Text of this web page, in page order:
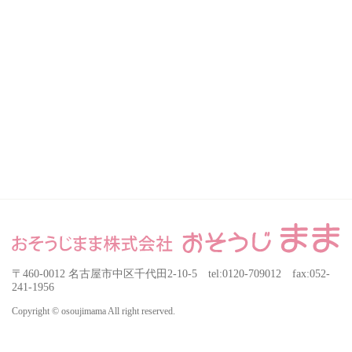
〒460-0012 名古屋市中区千代田2-10-5 tel:0120-709012 fax:052-
241-1956
Copyright © osoujimama All right reserved.